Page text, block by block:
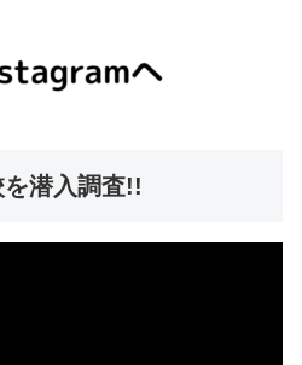
潜入調査!!